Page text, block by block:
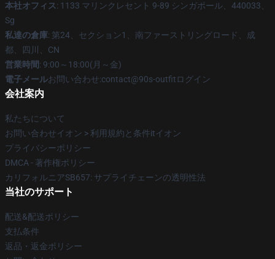
本社オフィス: 1133 マリンクレセント 9-89 シンガポール、440033、
Sg
私達の倉庫: 第24、セクション1、南ファーストリングロード、成
都、四川、CN
営業時間: 9:00～18:00(月～金)
電子メールお問い合わせ:contact@90s-outfitログイン
会社案内
私たちについて
お問い合わせイオン > 利用規約と条件itイオン
プライバシーポリシー
DMCA - 著作権ポリシー
カリフォルニアSB657: サプライチェーンの透明性法
当社のサポート
配送&配送ポリシー
支払条件
返品・返金ポリシー